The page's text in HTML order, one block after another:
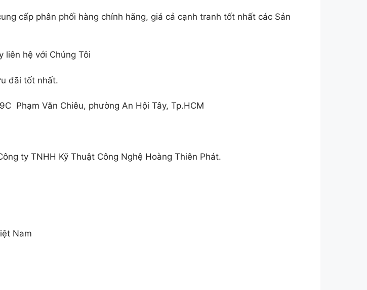
cấp phân phối hàng chính hãng, giá cả cạnh tranh tốt nhất các Sản
liên hệ với Chúng Tôi
đãi tốt nhất.
Phạm Văn Chiêu, phường An Hội Tây, Tp.HCM
ty TNHH Kỹ Thuật Công Nghệ Hoàng Thiên Phát.
Nam